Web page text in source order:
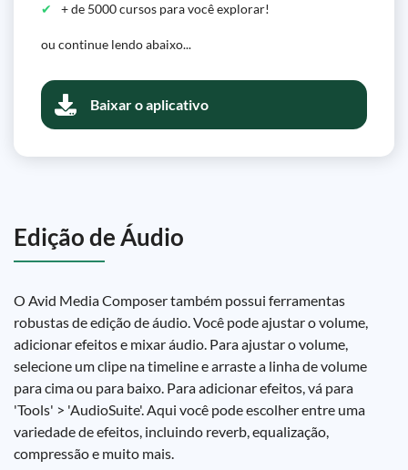
+ de 5000 cursos para você explorar!
ou continue lendo abaixo...
Baixar o aplicativo
Edição de Áudio
O Avid Media Composer também possui ferramentas
robustas de edição de áudio. Você pode ajustar o volume,
adicionar efeitos e mixar áudio. Para ajustar o volume,
selecione um clipe na timeline e arraste a linha de volume
para cima ou para baixo. Para adicionar efeitos, vá para
'Tools' > 'AudioSuite'. Aqui você pode escolher entre uma
variedade de efeitos, incluindo reverb, equalização,
compressão e muito mais.